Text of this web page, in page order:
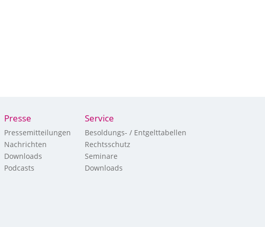
Presse
Pressemitteilungen
Nachrichten
Downloads
Podcasts
Service
Besoldungs- / Entgelttabellen
Rechtsschutz
Seminare
Downloads